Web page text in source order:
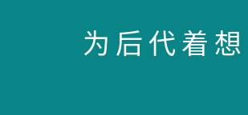
为后代着想